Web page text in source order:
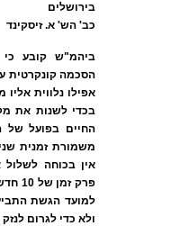
בירושלים
כב' הש' א. זיסקינד
ביהמ"ש קובע כי
הסכמה קונקרטית
אפילו נלווית
בכדי לשנות את
החיים בפועל של
משמורת זמנית
אין בכוחה
פרק
למועד הגשת
ולא כדי לגרום